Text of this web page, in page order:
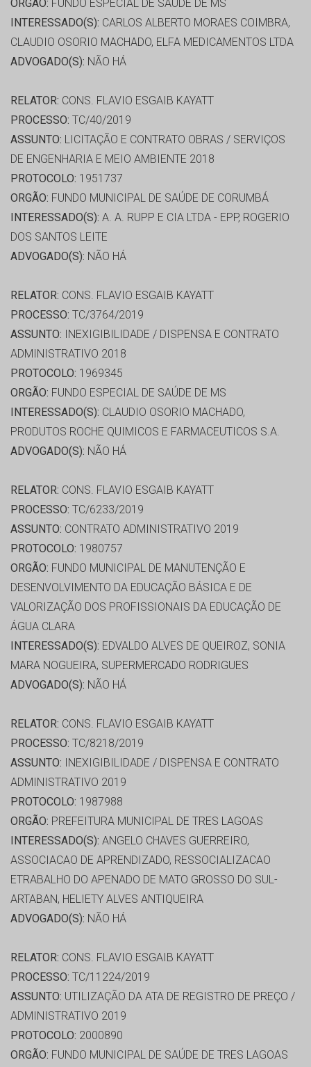
ORGÃO: FUNDO ESPECIAL DE SAÚDE DE MS
INTERESSADO(S): CARLOS ALBERTO MORAES COIMBRA,
CLAUDIO OSORIO MACHADO, ELFA MEDICAMENTOS LTDA
ADVOGADO(S): NÃO HÁ
RELATOR: CONS. FLAVIO ESGAIB KAYATT
PROCESSO: TC/40/2019
ASSUNTO: LICITAÇÃO E CONTRATO OBRAS / SERVIÇOS
DE ENGENHARIA E MEIO AMBIENTE 2018
PROTOCOLO: 1951737
ORGÃO: FUNDO MUNICIPAL DE SAÚDE DE CORUMBÁ
INTERESSADO(S): A. A. RUPP E CIA LTDA - EPP, ROGERIO
DOS SANTOS LEITE
ADVOGADO(S): NÃO HÁ
RELATOR: CONS. FLAVIO ESGAIB KAYATT
PROCESSO: TC/3764/2019
ASSUNTO: INEXIGIBILIDADE / DISPENSA E CONTRATO
ADMINISTRATIVO 2018
PROTOCOLO: 1969345
ORGÃO: FUNDO ESPECIAL DE SAÚDE DE MS
INTERESSADO(S): CLAUDIO OSORIO MACHADO,
PRODUTOS ROCHE QUIMICOS E FARMACEUTICOS S.A.
ADVOGADO(S): NÃO HÁ
RELATOR: CONS. FLAVIO ESGAIB KAYATT
PROCESSO: TC/6233/2019
ASSUNTO: CONTRATO ADMINISTRATIVO 2019
PROTOCOLO: 1980757
ORGÃO: FUNDO MUNICIPAL DE MANUTENÇÃO E
DESENVOLVIMENTO DA EDUCAÇÃO BÁSICA E DE
VALORIZAÇÃO DOS PROFISSIONAIS DA EDUCAÇÃO DE
ÁGUA CLARA
INTERESSADO(S): EDVALDO ALVES DE QUEIROZ, SONIA
MARA NOGUEIRA, SUPERMERCADO RODRIGUES
ADVOGADO(S): NÃO HÁ
RELATOR: CONS. FLAVIO ESGAIB KAYATT
PROCESSO: TC/8218/2019
ASSUNTO: INEXIGIBILIDADE / DISPENSA E CONTRATO
ADMINISTRATIVO 2019
PROTOCOLO: 1987988
ORGÃO: PREFEITURA MUNICIPAL DE TRES LAGOAS
INTERESSADO(S): ANGELO CHAVES GUERREIRO,
ASSOCIACAO DE APRENDIZADO, RESSOCIALIZACAO
ETRABALHO DO APENADO DE MATO GROSSO DO SUL-
ARTABAN, HELIETY ALVES ANTIQUEIRA
ADVOGADO(S): NÃO HÁ
RELATOR: CONS. FLAVIO ESGAIB KAYATT
PROCESSO: TC/11224/2019
ASSUNTO: UTILIZAÇÃO DA ATA DE REGISTRO DE PREÇO /
ADMINISTRATIVO 2019
PROTOCOLO: 2000890
ORGÃO: FUNDO MUNICIPAL DE SAÚDE DE TRES LAGOAS